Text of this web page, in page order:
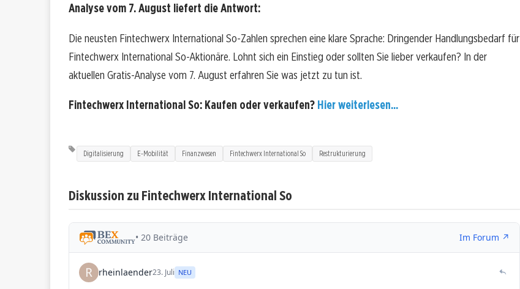
Analyse vom 7. August liefert die Antwort:
Die neusten Fintechwerx International So-Zahlen sprechen eine klare Sprache: Dringender Handlungsbedarf für
Fintechwerx International So-Aktionäre. Lohnt sich ein Einstieg oder sollten Sie lieber verkaufen? In der
aktuellen Gratis-Analyse vom 7. August erfahren Sie was jetzt zu tun ist.
Fintechwerx International So: Kaufen oder verkaufen? Hier weiterlesen...
Digitalisierung E-Mobilität Finanzwesen Fintechwerx International So Restrukturierung
Diskussion zu Fintechwerx International So